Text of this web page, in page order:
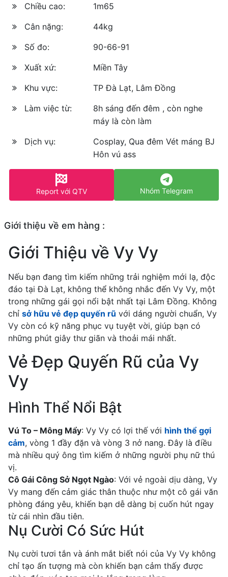
Chiều cao:
1m65
Cân nặng:
44kg
Số đo:
90-66-91
Xuất xứ:
Miền Tây
Khu vực:
TP Đà Lạt, Lâm Đồng
Làm việc từ:
8h sáng đến đêm , còn nghe
máy là còn làm
Dịch vụ:
Cosplay, Qua đêm Vét máng BJ
Hôn vú ass
Report với QTV Nhóm Telegram
Giới thiệu về em hàng :
Giới Thiệu về Vy Vy
Nếu bạn đang tìm kiếm những trải nghiệm mới lạ, độc
đáo tại Đà Lạt, không thể không nhắc đến Vy Vy, một
trong những gái gọi nổi bật nhất tại Lâm Đồng. Không
chỉ sở hữu vẻ đẹp quyến rũ với dáng người chuẩn, Vy
Vy còn có kỹ năng phục vụ tuyệt vời, giúp bạn có
những phút giây thư giãn và thoải mái nhất.
Vẻ Đẹp Quyến Rũ của Vy
Vy
Hình Thể Nổi Bật
Vú To – Mông Mẩy: Vy Vy có lợi thế với hình thể gợi
cảm, vòng 1 đầy đặn và vòng 3 nở nang. Đây là điều
mà nhiều quý ông tìm kiếm ở những người phụ nữ thú
vị.
Cô Gái Công Sở Ngọt Ngào: Với vẻ ngoài dịu dàng, Vy
Vy mang đến cảm giác thân thuộc như một cô gái văn
phòng đáng yêu, khiến bạn dễ dàng bị cuốn hút ngay
từ cái nhìn đầu tiên.
Nụ Cười Có Sức Hút
Nụ cười tươi tắn và ánh mắt biết nói của Vy Vy không
chỉ tạo ấn tượng mà còn khiến bạn cảm thấy được